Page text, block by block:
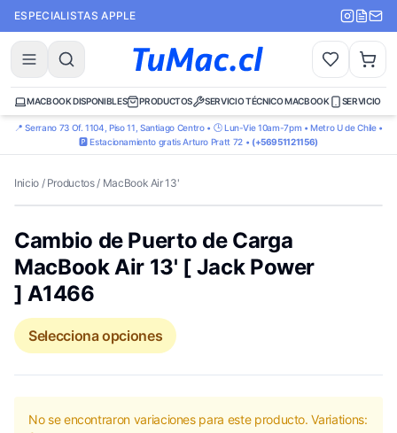
ESPECIALISTAS APPLE
MACBOOK DISPONIBLES PRODUCTOS SERVICIO TÉCNICO MACBOOK SERVICIO
📍 Serrano 73 Of. 1104, Piso 11, Santiago Centro • 🕒 Lun-Vie 10am-7pm • Metro U de Chile •
🅿️ Estacionamiento gratis Arturo Pratt 72 • (+56951121156)
Inicio/ Productos/ MacBook Air 13'
Cambio de Puerto de Carga
MacBook Air 13' [ Jack Power
] A1466
Selecciona opciones
No se encontraron variaciones para este producto. Variations: